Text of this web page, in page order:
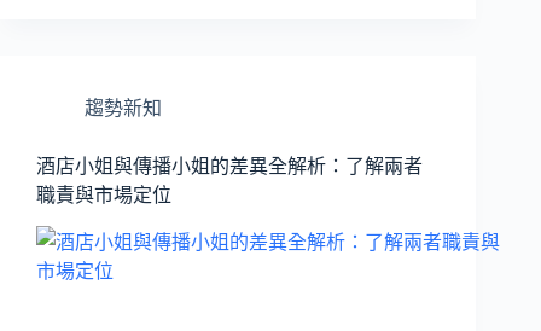
趨勢新知
酒店小姐與傳播小姐的差異全解析：了解兩者
職責與市場定位